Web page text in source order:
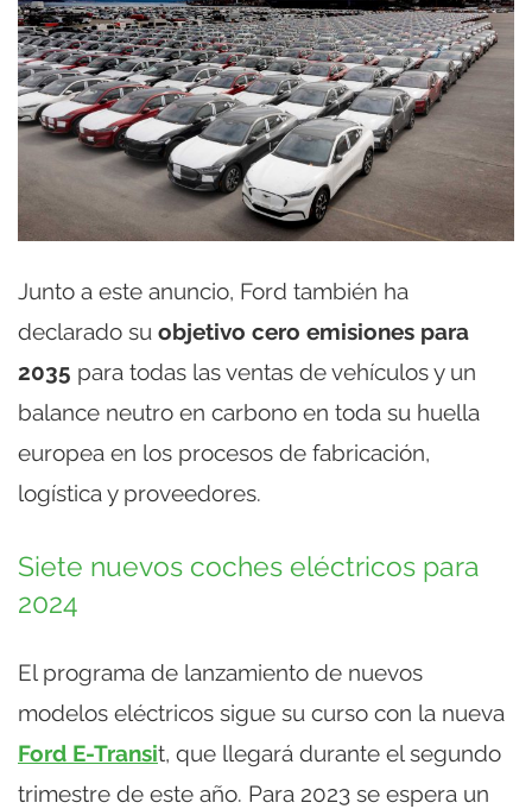
Junto a este anuncio, Ford también ha
declarado su objetivo cero emisiones para
2035 para todas las ventas de vehículos y un
balance neutro en carbono en toda su huella
europea en los procesos de fabricación,
logística y proveedores.
Siete nuevos coches eléctricos para
2024
El programa de lanzamiento de nuevos
modelos eléctricos sigue su curso con la nueva
Ford E-Transit, que llegará durante el segundo
trimestre de este año. Para 2023 se espera un